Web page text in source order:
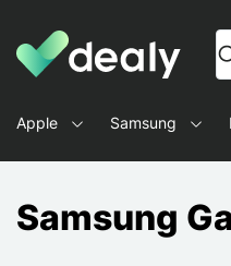
Dealy - Fundas y
Apple Samsung
Samsung